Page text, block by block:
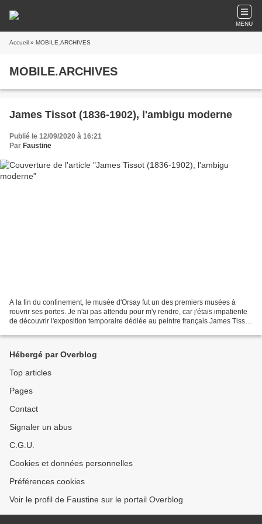
MENU
Accueil » MOBILE.ARCHIVES
MOBILE.ARCHIVES
James Tissot (1836-1902), l'ambigu moderne
Publié le 12/09/2020 à 16:21
Par Faustine
A la fin du confinement, le musée d'Orsay fut un des premiers musées à
rouvrir ses portes. Je n'ai pas attendu pour m'y rendre, car j'étais impatiente
de découvrir l'exposition temporaire dédiée au peintre français James Tissot.
Hébergé par Overblog
Top articles
Pages
Contact
Signaler un abus
C.G.U.
Cookies et données personnelles
Préférences cookies
Voir le profil de Faustine sur le portail Overblog